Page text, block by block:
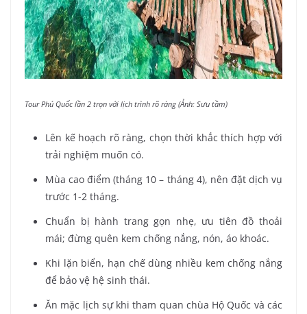
Tour Phú Quốc lần 2 trọn với lịch trình rõ ràng (Ảnh: Sưu tầm)
Lên kế hoạch rõ ràng, chọn thời khắc thích hợp với
trải nghiệm muốn có.
Mùa cao điểm (tháng 10 – tháng 4), nên đặt dịch vụ
trước 1-2 tháng.
Chuẩn bị hành trang gọn nhẹ, ưu tiên đồ thoải
mái; đừng quên kem chống nắng, nón, áo khoác.
Khi lặn biển, hạn chế dùng nhiều kem chống nắng
để bảo vệ hệ sinh thái.
Ăn mặc lịch sự khi tham quan chùa Hộ Quốc và các